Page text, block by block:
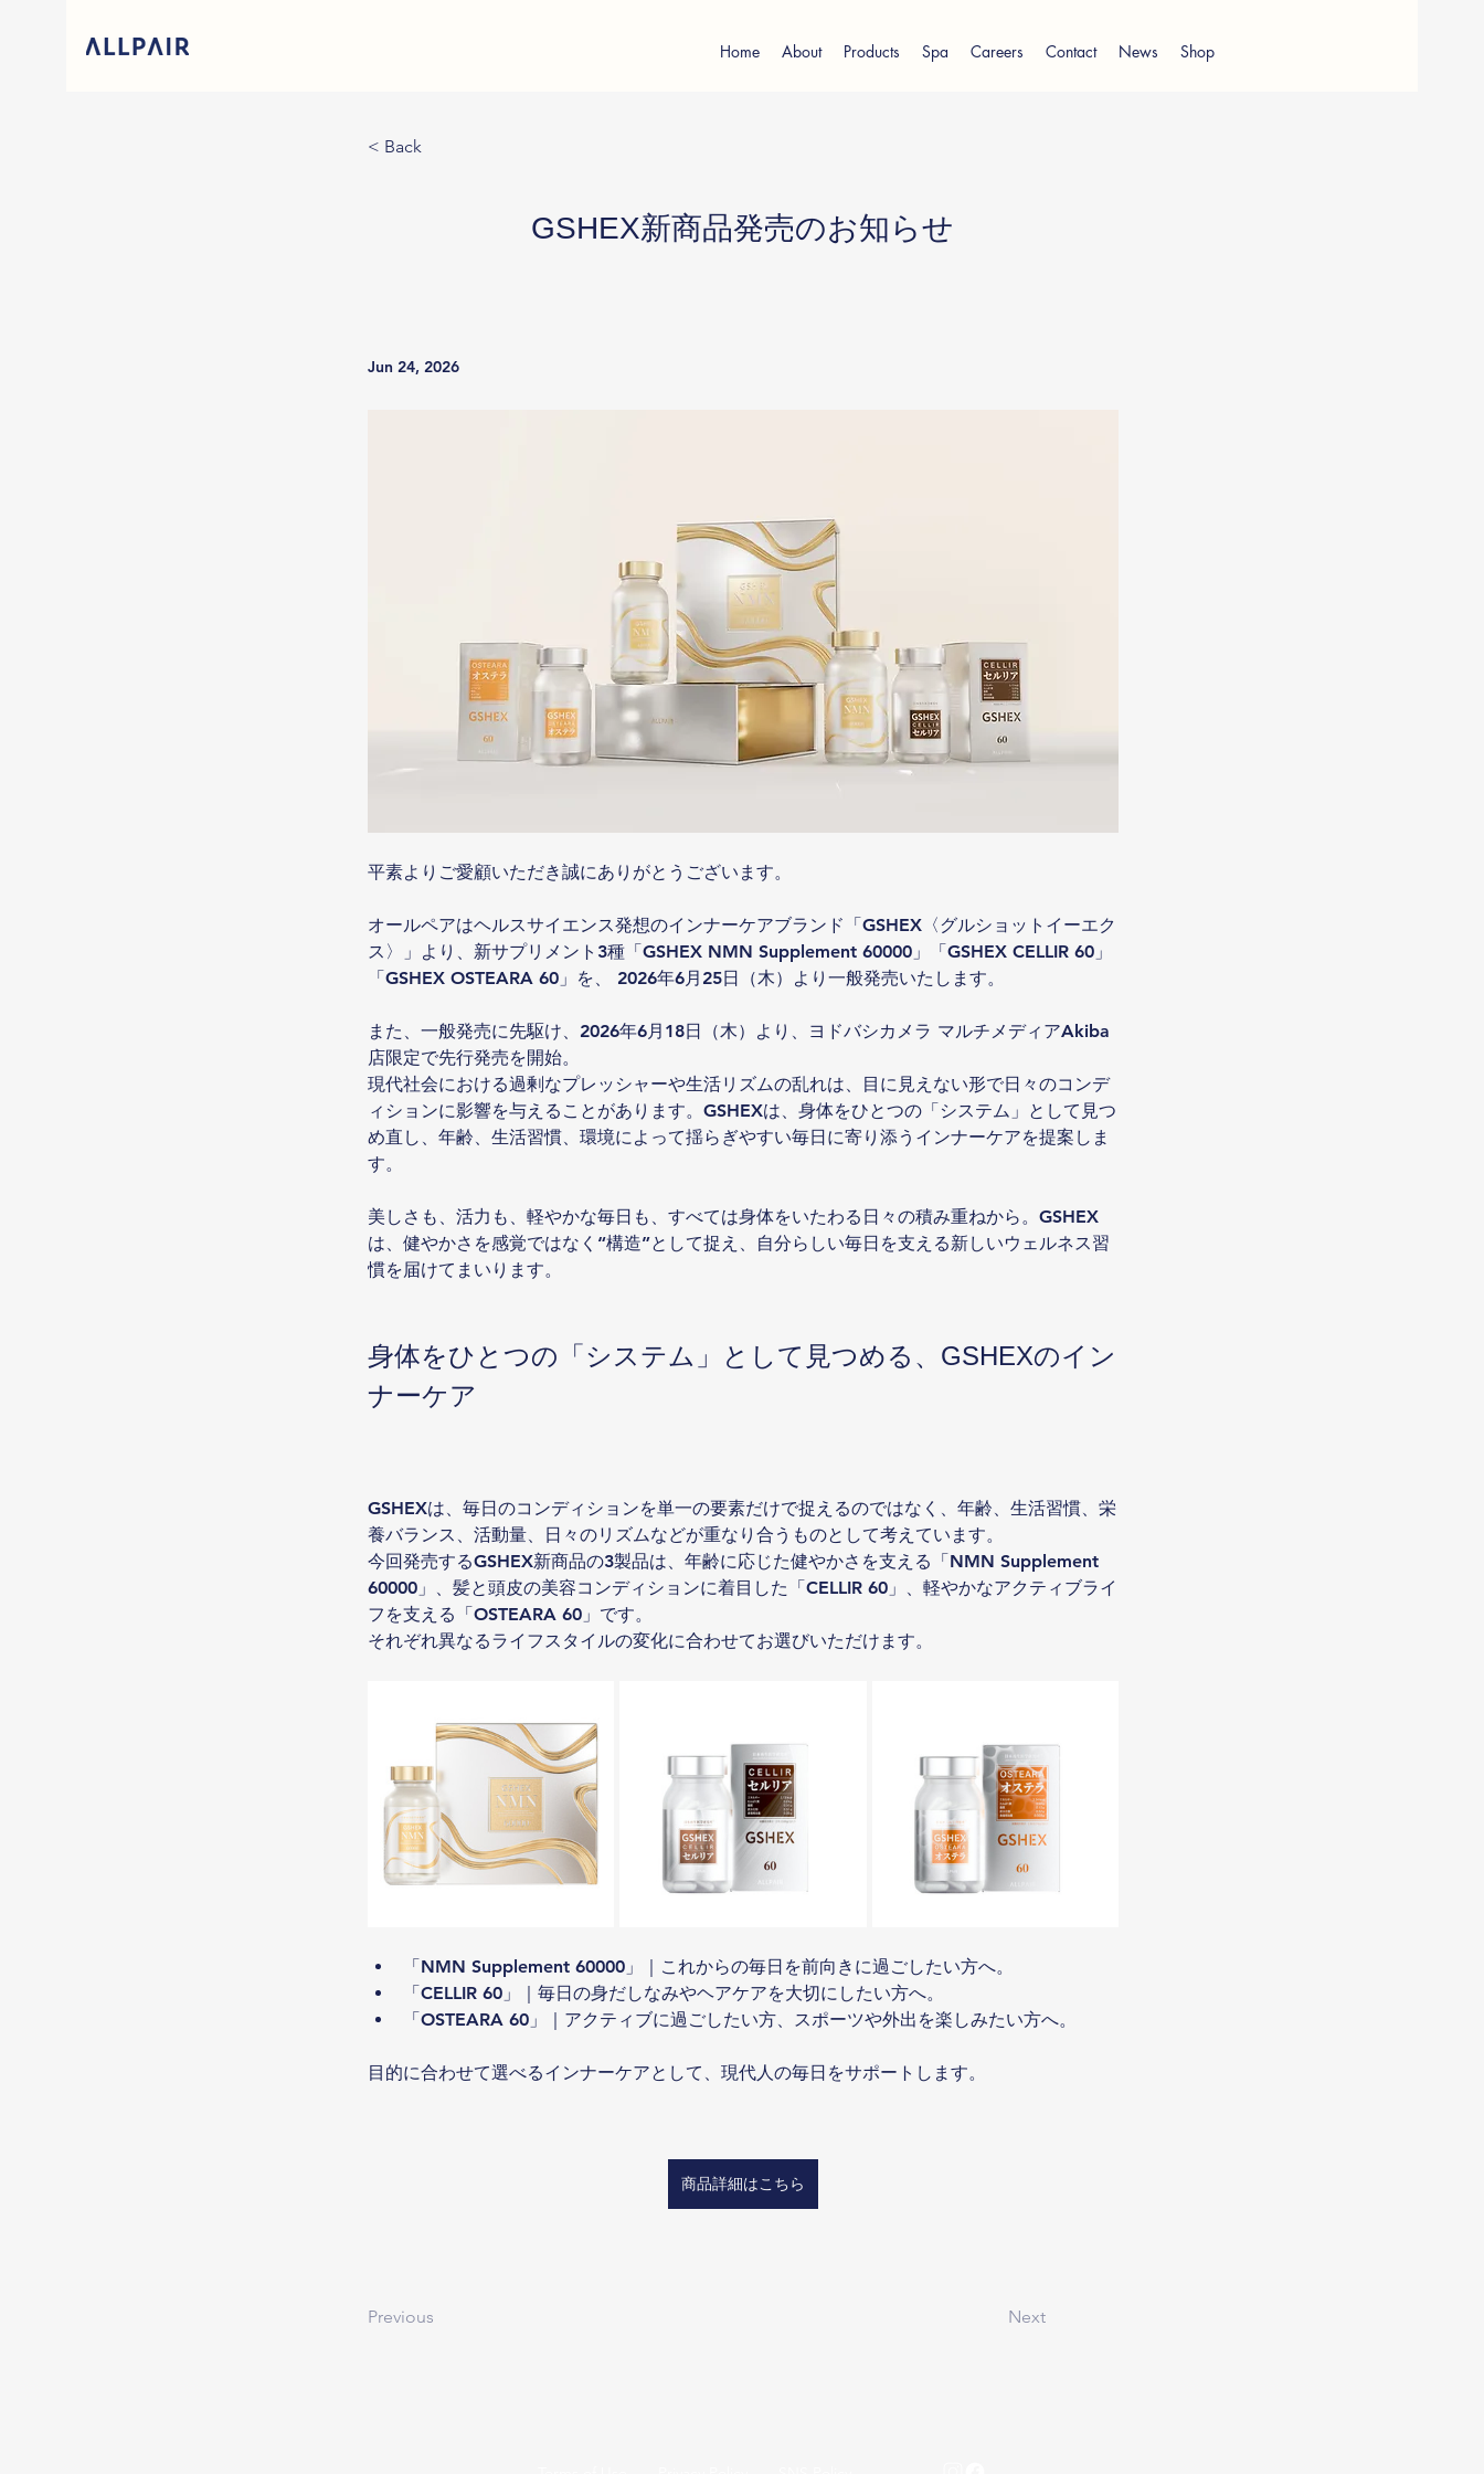
Home About Products Spa Careers Contact News Shop
< Back
GSHEX新商品発売のお知らせ
Jun 24, 2026
平素よりご愛顧いただき誠にありがとうございます。
オールペアはヘルスサイエンス発想のインナーケアブランド「GSHEX〈グルショットイーエク
ス〉」より、新サプリメント3種「GSHEX NMN Supplement 60000」「GSHEX CELLIR 60」
「GSHEX OSTEARA 60」を、 2026年6月25日（木）より一般発売いたします。
また、一般発売に先駆け、2026年6月18日（木）より、ヨドバシカメラ マルチメディアAkiba
店限定で先行発売を開始。
現代社会における過剰なプレッシャーや生活リズムの乱れは、目に見えない形で日々のコンデ
ィションに影響を与えることがあります。GSHEXは、身体をひとつの「システム」として見つ
め直し、年齢、生活習慣、環境によって揺らぎやすい毎日に寄り添うインナーケアを提案しま
す。
美しさも、活力も、軽やかな毎日も、すべては身体をいたわる日々の積み重ねから。GSHEX
は、健やかさを感覚ではなく“構造”として捉え、自分らしい毎日を支える新しいウェルネス習
慣を届けてまいります。
身体をひとつの「システム」として見つめる、GSHEXのイン
ナーケア
GSHEXは、毎日のコンディションを単一の要素だけで捉えるのではなく、年齢、生活習慣、栄
養バランス、活動量、日々のリズムなどが重なり合うものとして考えています。
今回発売するGSHEX新商品の3製品は、年齢に応じた健やかさを支える「NMN Supplement
60000」、髪と頭皮の美容コンディションに着目した「CELLIR 60」、軽やかなアクティブライ
フを支える「OSTEARA 60」です。
それぞれ異なるライフスタイルの変化に合わせてお選びいただけます。
「NMN Supplement 60000」｜これからの毎日を前向きに過ごしたい方へ。
「CELLIR 60」｜毎日の身だしなみやヘアケアを大切にしたい方へ。
「OSTEARA 60」｜アクティブに過ごしたい方、スポーツや外出を楽しみたい方へ。
目的に合わせて選べるインナーケアとして、現代人の毎日をサポートします。
商品詳細はこちら
Previous Next